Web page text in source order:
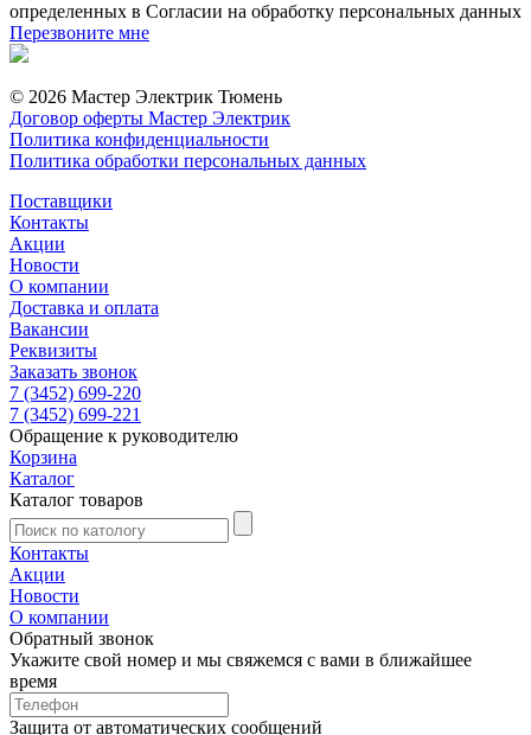
определенных в Согласии на обработку персональных данных
Перезвоните мне
© 2026 Мастер Электрик Тюмень
Договор оферты Мастер Электрик
Политика конфиденциальности
Политика обработки персональных данных
Поставщики
Контакты
Акции
Новости
О компании
Доставка и оплата
Вакансии
Реквизиты
Заказать звонок
7 (3452) 699-220
7 (3452) 699-221
Обращение к руководителю
Корзина
Каталог
Каталог товаров
Контакты
Акции
Новости
О компании
Обратный звонок
Укажите свой номер и мы свяжемся с вами в ближайшее
время
Защита от автоматических сообщений